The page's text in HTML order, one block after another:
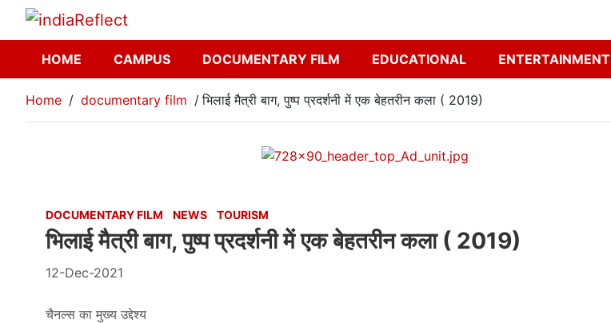
HOME CAMPUS DOCUMENTARY FILM EDUCATIONAL ENTERTAINMENT
Home documentary film भिलाई मैत्री बाग, पुष्प प्रदर्शनी में एक बेहतरीन कला ( 2019)
DOCUMENTARY FILM NEWS TOURISM
भिलाई मैत्री बाग, पुष्प प्रदर्शनी में एक बेहतरीन कला ( 2019)
12-Dec-2021
चैनल्स का मुख्य उद्देश्य